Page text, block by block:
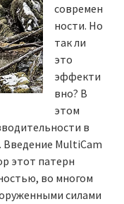
современ
ности. Но
так ли
это
эффекти
вно? В
этом
в
Введение MultiCam
этот патерн
во многом
силами